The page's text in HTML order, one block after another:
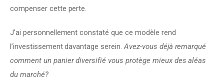
compenser cette perte.
J’ai personnellement constaté que ce modèle rend
l’investissement davantage serein. Avez-vous déjà remarqué
comment un panier diversifié vous protège mieux des aléas
du marché?